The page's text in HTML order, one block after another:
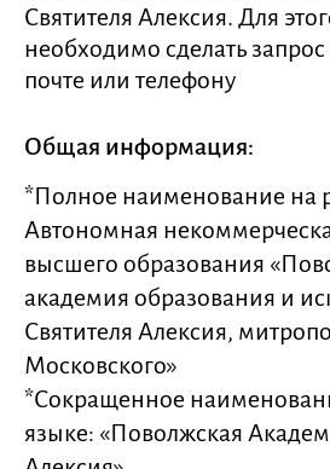
Святителя Алексия. Для
необходимо сделать
почте или телефону
Общая информация:
*Полное наименование на
Автономная
высшего образования
академия образования и
Святителя Алексия,
Московского»
*Сокращенное
языке: «Поволжская